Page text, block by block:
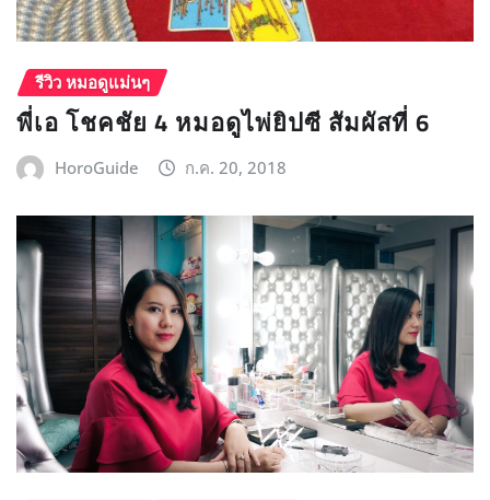
รีวิว หมอดูแม่นๆ
พี่เอ โชคชัย 4 หมอดูไพ่ยิปซี สัมผัสที่ 6
HoroGuide ก.ค. 20, 2018